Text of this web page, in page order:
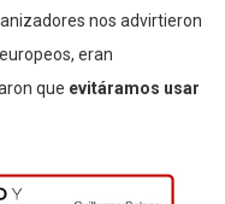
nos advirtieron
eran
que evitáramos usar